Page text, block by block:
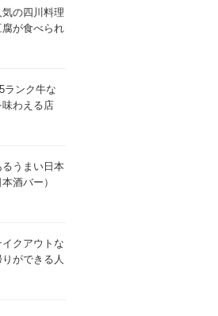
の四川料理
が食べられ
ランク牛な
味わえる店
うまい日本
酒バー）
クアウトな
ができる人